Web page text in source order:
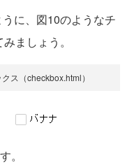
に、図10のようなチ
ましょう。
ス（checkbox.html）
。